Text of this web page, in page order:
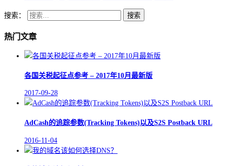
搜索：
热门文章
各国关税起征点参考 – 2017年10月最新版
2017-09-28
AdCash的追踪参数(Tracking Tokens)以及S2S Postback URL
2016-11-04